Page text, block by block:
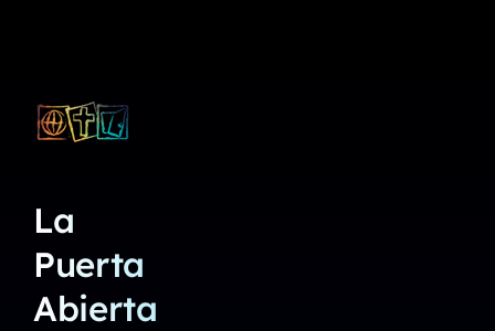
La
Puerta
Abierta